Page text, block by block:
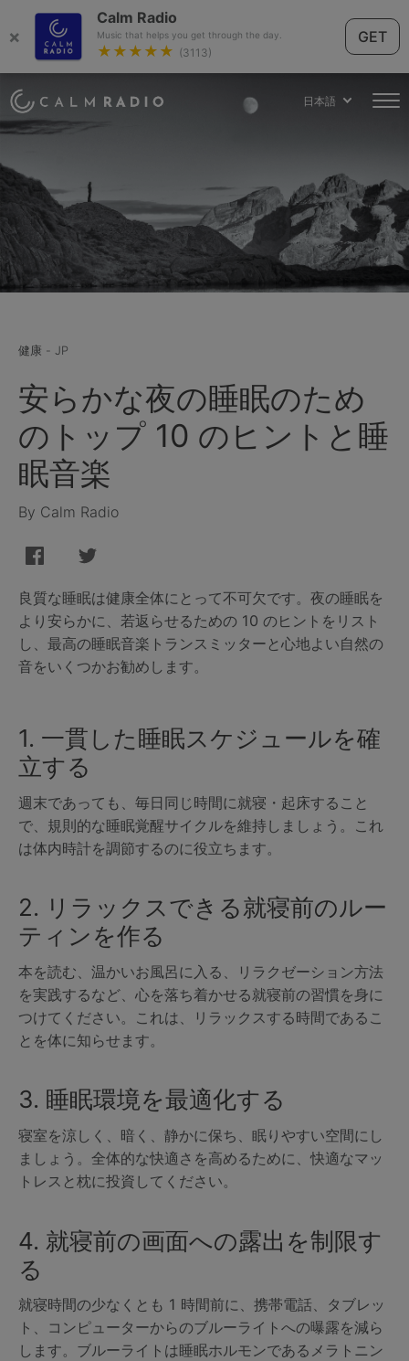
×
Calm Radio
Music that helps you get through the day.
★★★★★ (3113)
GET
日本語
健康 - JP
安らかな夜の睡眠のため
のトップ 10 のヒントと睡
眠音楽
By Calm Radio
良質な睡眠は健康全体にとって不可欠です。夜の睡眠を
より安らかに、若返らせるための 10 のヒントをリスト
し、最高の睡眠音楽トランスミッターと心地よい自然の
音をいくつかお勧めします。
1. 一貫した睡眠スケジュールを確
立する
週末であっても、毎日同じ時間に就寝・起床すること
で、規則的な睡眠覚醒サイクルを維持しましょう。これ
は体内時計を調節するのに役立ちます。
2. リラックスできる就寝前のルー
ティンを作る
本を読む、温かいお風呂に入る、リラクゼーション方法
を実践するなど、心を落ち着かせる就寝前の習慣を身に
つけてください。これは、リラックスする時間であるこ
とを体に知らせます。
3. 睡眠環境を最適化する
寝室を涼しく、暗く、静かに保ち、眠りやすい空間にし
ましょう。全体的な快適さを高めるために、快適なマッ
トレスと枕に投資してください。
4. 就寝前の画面への露出を制限す
る
就寝時間の少なくとも 1 時間前に、携帯電話、タブレッ
ト、コンピューターからのブルーライトへの曝露を減ら
します。ブルーライトは睡眠ホルモンであるメラトニン